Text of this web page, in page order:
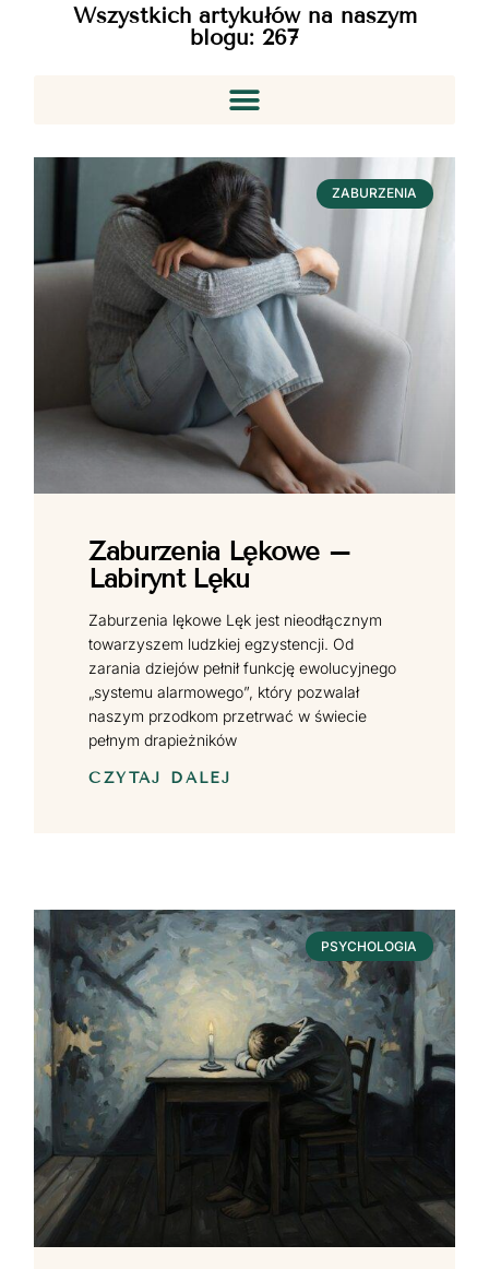
Wszystkich artykułów na naszym
blogu: 267
ZABURZENIA
Zaburzenia Lękowe –
Labirynt Lęku
Zaburzenia lękowe Lęk jest nieodłącznym
towarzyszem ludzkiej egzystencji. Od
zarania dziejów pełnił funkcję ewolucyjnego
„systemu alarmowego”, który pozwalał
naszym przodkom przetrwać w świecie
pełnym drapieżników
CZYTAJ DALEJ
PSYCHOLOGIA